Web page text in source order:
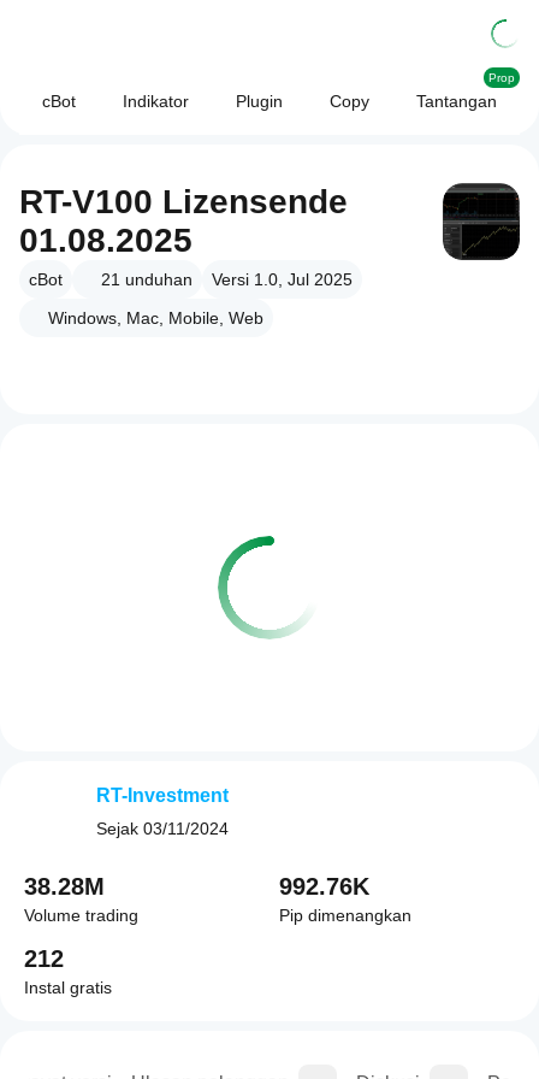
cBot Indikator Plugin Copy Tantangan
Prop
RT-V100 Lizensende
01.08.2025
cBot 21 unduhan
Versi 1.0, Jul 2025
Windows, Mac, Mobile, Web
RT-Investment
Sejak 03/11/2024
38.28M
Volume trading
992.76K
Pip dimenangkan
212
Instal gratis